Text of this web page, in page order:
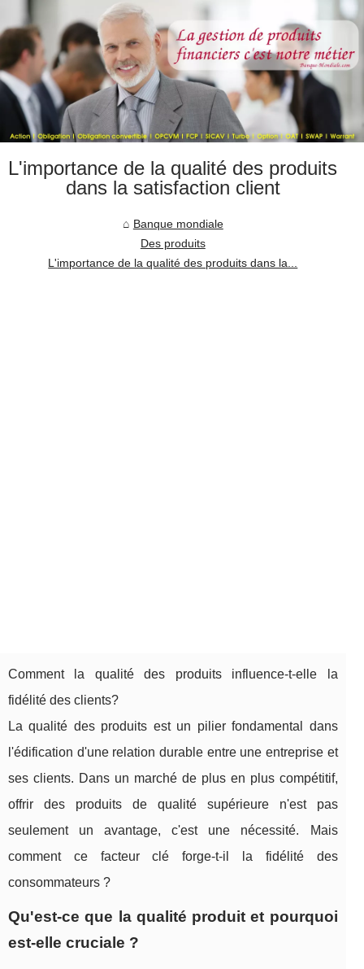
L'importance de la qualité des produits
dans la satisfaction client
Banque mondiale
Des produits
L'importance de la qualité des produits dans la...
Comment la qualité des produits influence-t-elle la
fidélité des clients?
La qualité des produits est un pilier fondamental dans
l'édification d'une relation durable entre une entreprise et
ses clients. Dans un marché de plus en plus compétitif,
offrir des produits de qualité supérieure n'est pas
seulement un avantage, c'est une nécessité. Mais
comment ce facteur clé forge-t-il la fidélité des
consommateurs ?
Qu'est-ce que la qualité produit et pourquoi
est-elle cruciale ?